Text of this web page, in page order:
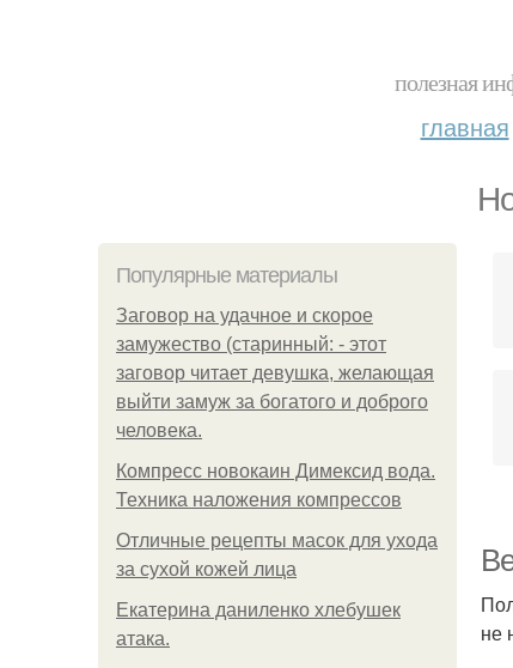
полезная
главная
Популярные материалы
Заговор на удачное и скорое
замужество (старинный: - этот
заговор читает девушка, желающая
выйти замуж за богатого и доброго
человека.
Компресс новокаин Димексид вода.
Техника наложения компрессов
Отличные рецепты масок для ухода
за сухой кожей лица
Екатерина даниленко хлебушек
атака.
не